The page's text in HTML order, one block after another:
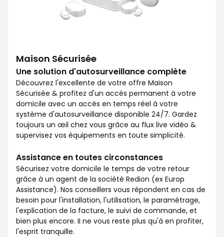
Maison Sécurisée
Une solution d'autosurveillance complète
Découvrez l'excellente de votre offre Maison
Sécurisée & profitez d'un accès permanent à votre
domicile avec un accès en temps réel à votre
système d'autosurveillance disponible 24/7. Gardez
toujours un œil chez vous grâce au flux live vidéo &
supervisez vos équipements en toute simplicité.
Assistance en toutes circonstances
Sécurisez votre domicile le temps de votre retour
grâce à un agent de la société Redion (ex Europ
Assistance). Nos conseillers vous répondent en cas de
besoin pour l'installation, l'utilisation, le paramétrage,
l'explication de la facture, le suivi de commande, et
bien plus encore. II ne vous reste plus qu'à en profiter,
l'esprit tranquille.